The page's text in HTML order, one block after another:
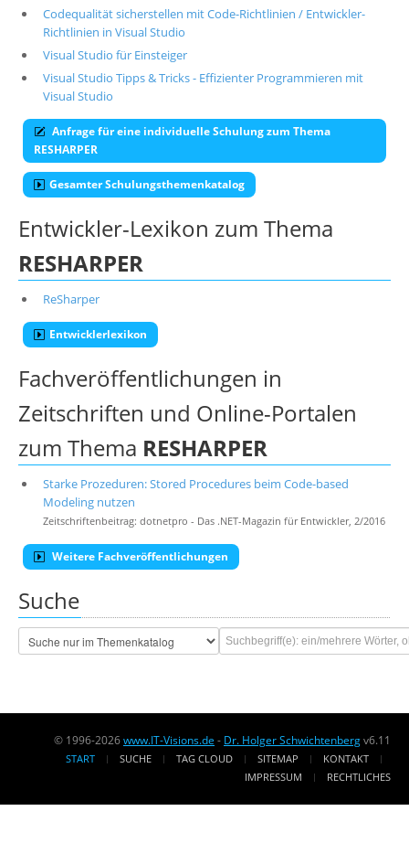
Codequalität sicherstellen mit Code-Richtlinien / Entwickler-
Richtlinien in Visual Studio
Visual Studio für Einsteiger
Visual Studio Tipps & Tricks - Effizienter Programmieren mit
Visual Studio
Anfrage für eine individuelle Schulung zum Thema
RESHARPER
Gesamter Schulungsthemenkatalog
Entwickler-Lexikon zum Thema
RESHARPER
ReSharper
Entwicklerlexikon
Fachveröffentlichungen in
Zeitschriften und Online-Portalen
zum Thema RESHARPER
Starke Prozeduren: Stored Procedures beim Code-based
Modeling nutzen
Zeitschriftenbeitrag: dotnetpro - Das .NET-Magazin für Entwickler, 2/2016
Weitere Fachveröffentlichungen
Suche
© 1996-2026www.IT-Visions.de - Dr. Holger Schwichtenbergv6.11
START SUCHE TAG CLOUD SITEMAP
KONTAKT
IMPRESSUM
RECHTLICHES